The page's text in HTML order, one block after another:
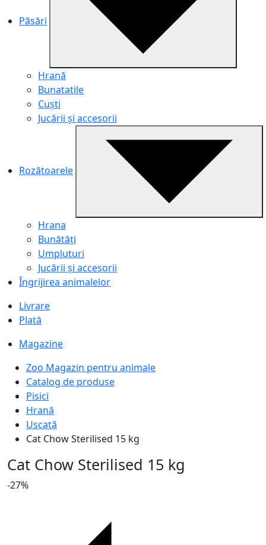
Păsări
Hrană
Bunatatile
Cuști
Jucării și accesorii
Rozătoarele
Hrana
Bunătăți
Umpluturi
Jucării și accesorii
Îngrijirea animalelor
Livrare
Plată
Magazine
Zoo Magazin pentru animale
Catalog de produse
Pisici
Hrană
Uscată
Cat Chow Sterilised 15 kg
Cat Chow Sterilised 15 kg
-27%